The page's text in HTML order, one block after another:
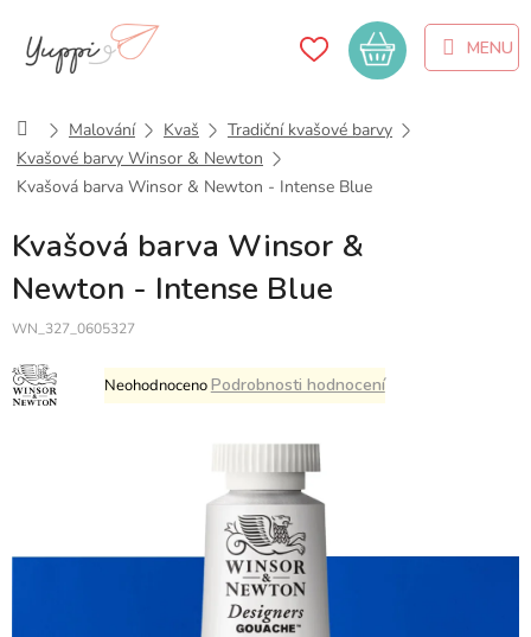
obsah
Nákupní
košík
DomůMalování Kvaš
Tradiční kvašové barvy
Kvašové barvy Winsor & Newton
Kvašová barva Winsor & Newton - Intense Blue
Kvašová barva Winsor &
Newton - Intense Blue
WN_327_0605327
Průměrné
hodnocení
NeohodnocenoPodrobnosti hodnocení